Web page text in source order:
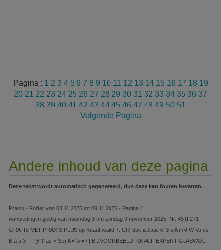
Pagina : 1 2 3 4 5 6 7 8 9 10 11 12 13 14 15 16 17 18 19
20 21 22 23 24 25 26 27 28 29 30 31 32 33 34 35 36 37
38 39 40 41 42 43 44 45 46 47 48 49 50 51
Volgende Pagina
Andere inhoud van deze pagina
Deze tekst wordt automatisch gegenereerd, dus deze kan fouten bevatten.
Praxis - Folder van 03.11.2025 tot 09.11.2025 - Pagina 1
Aanbiedingen geldig van maandag 3 t/m zondag 9 november 2025. Nr. 45 (I 2+1
GRATIS MET PRAXIS PLUS op Knauf wand +. Ch) dak isolatie ® 3 u A mM W Va es
B à a 3 — @ Ÿ as > Se) A = © = \ | BIJVOORBEELD: KNAUF EXPERT GLASWOL